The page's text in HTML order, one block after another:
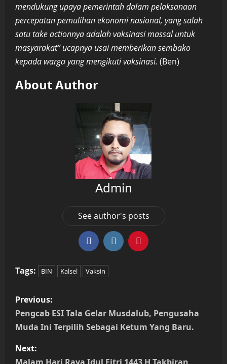
mendukung upaya pemerintah dalam pelaksanaan
percepatan pemulihan ekonomi nasional, yang salah
satu take actionnya adalah vaksinasi massal untuk
masyarakat” ucapnya usai memberikan sembako
kepada warga yang mengikuti vaksinasi. (Ben)
About Author
Admin
See author's posts
Tags: BIN Kalsel Vaksin
P
o
t
Previous:
Pengcab ESI Tala Gelar Musdalub, Pengusaha
Muda Ini Terpilih Sebagai Ketum Yang Baru.
Next: